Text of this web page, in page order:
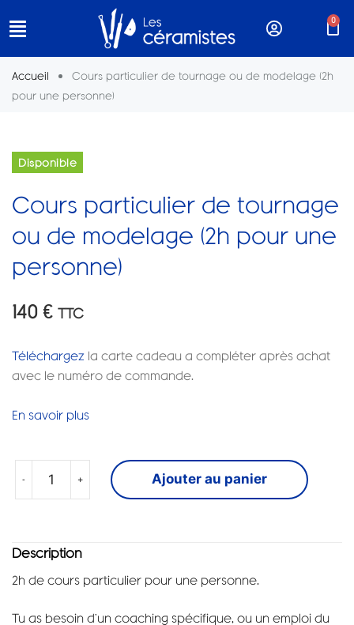
0
Accueil
Cours particulier de tournage ou de modelage (2h
pour une personne)
Disponible
Cours particulier de tournage
ou de modelage (2h pour une
personne)
140 € TTC
Téléchargez la carte cadeau a compléter après achat
avec le numéro de commande.
En savoir plus
- + Ajouter au panier
Description
2h de cours particulier pour une personne.
Tu as besoin d’un coaching spécifique, ou un emploi du